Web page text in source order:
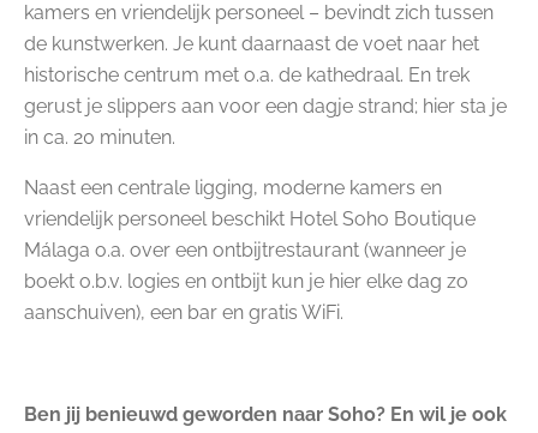
kamers en vriendelijk personeel – bevindt zich tussen
de kunstwerken. Je kunt daarnaast de voet naar het
historische centrum met o.a. de kathedraal. En trek
gerust je slippers aan voor een dagje strand; hier sta je
in ca. 20 minuten.
Naast een centrale ligging, moderne kamers en
vriendelijk personeel beschikt Hotel Soho Boutique
Málaga o.a. over een ontbijtrestaurant (wanneer je
boekt o.b.v. logies en ontbijt kun je hier elke dag zo
aanschuiven), een bar en gratis WiFi.
Ben jij benieuwd geworden naar Soho? En wil je ook